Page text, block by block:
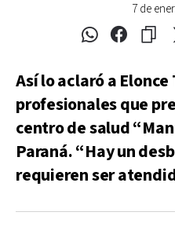
7 de
Así lo aclaró a Elonce
profesionales que
centro de salud
Paraná. “Hay un
requieren ser